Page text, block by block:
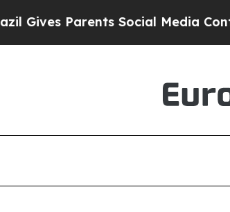
Parents Social Media Controls